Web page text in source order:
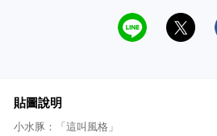
貼圖說明
小水豚：「這叫風格」